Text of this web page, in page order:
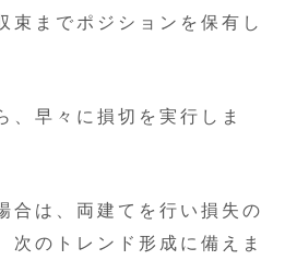
束までポジションを保有し
、早々に損切を実行しま
合は、両建てを行い損失の
次のトレンド形成に備えま